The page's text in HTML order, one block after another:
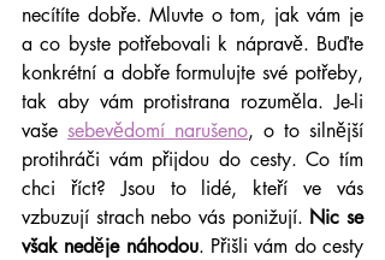
necítíte dobře. Mluvte o tom, jak vám je
a co byste potřebovali k nápravě. Buďte
konkrétní a dobře formulujte své potřeby,
tak aby vám protistrana rozuměla. Je-li
vaše sebevědomí narušeno, o to silnější
protihráči vám přijdou do cesty. Co tím
chci říct? Jsou to lidé, kteří ve vás
vzbuzují strach nebo vás ponižují. Nic se
však neděje náhodou. Přišli vám do cesty